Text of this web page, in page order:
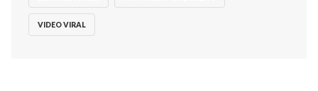
VIDEO VIRAL